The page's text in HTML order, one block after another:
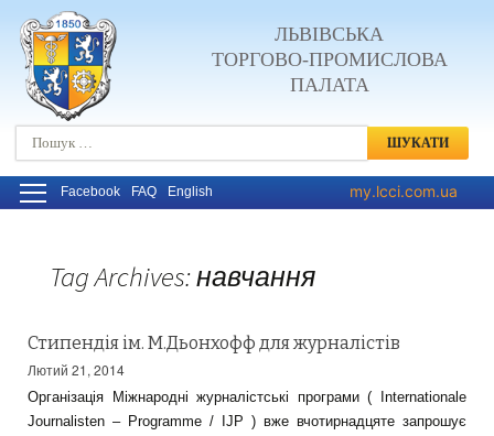
ЛЬВІВСЬКА
ТОРГОВО-ПРОМИСЛОВА
ПАЛАТА
Пошук:
Facebook FAQ English my.lcci.com.ua
Tag Archives: навчання
Стипендія ім. М.Дьонхофф для журналістів
Лютий 21, 2014
Організація Міжнародні журналістські програми ( Internationale
Journalisten – Programme / IJP ) вже вчотирнадцяте запрошує